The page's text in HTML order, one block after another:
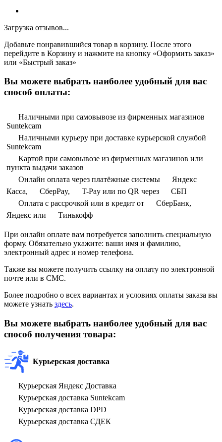
Загрузка отзывов...
Добавьте понравившийся товар в корзину. После этого
перейдите в Корзину и нажмите на кнопку «Оформить заказ»
или «Быстрый заказ»
Вы можете выбрать наиболее удобный для вас
способ оплаты:
Наличными при самовывозе из фирменных магазинов
Suntekcam
Наличными курьеру при доставке курьерской службой
Suntekcam
Картой при самовывозе из фирменных магазинов или
пункта выдачи заказов
Онлайн оплата через платёжные системы
Яндекс
Касса,
СберPay, T-Pay или по QR через
СБП
Оплата с рассрочкой или в кредит от
СберБанк,
Яндекс или
Тинькофф
При онлайн оплате вам потребуется заполнить специальную
форму. Обязательно укажите: ваши имя и фамилию,
электронный адрес и номер телефона.
Также вы можете получить ссылку на оплату по электронной
почте или в СМС.
Более подробно о всех вариантах и условиях оплаты заказа вы
можете узнать здесь.
Вы можете выбрать наиболее удобный для вас
способ получения товара:
Курьерская доставка
Курьерская Яндекс Доставка
Курьерская доставка Suntekcam
Курьерская доставка DPD
Курьерская доставка СДЕК